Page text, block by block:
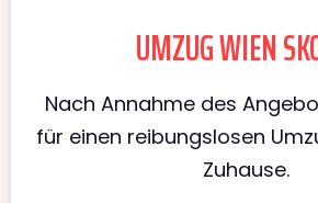
UMZUG WIEN
Nach Annahme des
für einen reibungslosen
Zuhause.